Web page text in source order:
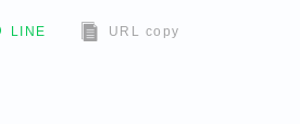
LINE URL copy